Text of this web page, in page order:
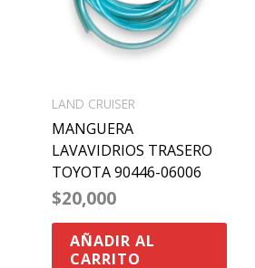
LAND CRUISER
MANGUERA
LAVAVIDRIOS TRASERO
TOYOTA 90446-06006
$20,000
AÑADIR AL
CARRITO